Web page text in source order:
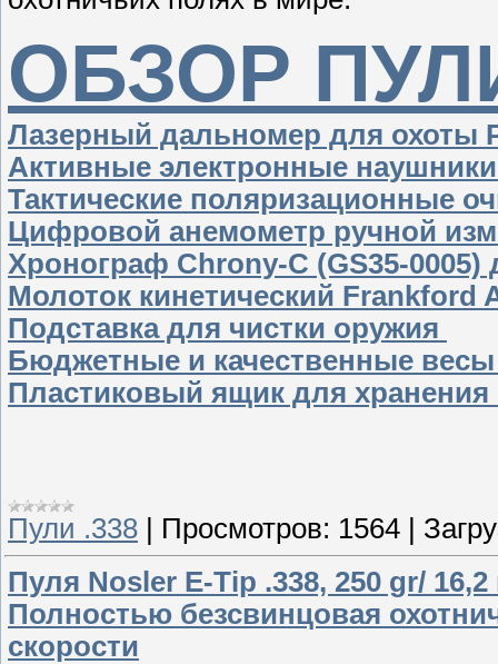
ОБЗОР
Лазерный дальномер для охоты
Активные электронные
Тактические поляризационные
Цифровой анемометр ручной
Хронограф Chrony-C (GS35-
Молоток кинетический
Подставка для чистки оружия
Бюджетные и качественные
Пластиковый ящик для
Пули .338 Просмотров: 1564
Пуля Nosler E-Tip .338, 250 gr/
Полностью безсвинцовая
скорости